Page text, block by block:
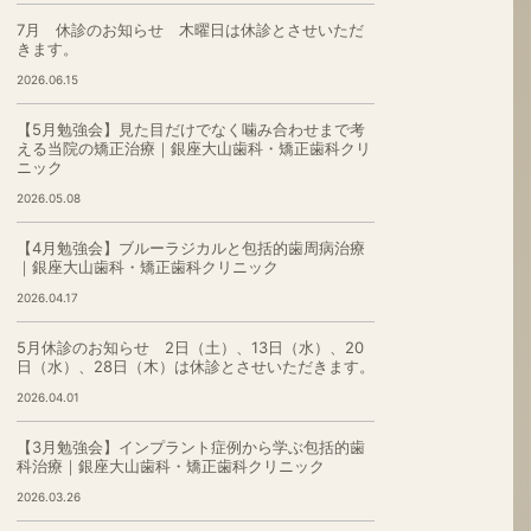
7月 休診のお知らせ 木曜日は休診とさせいただ
きます。
2026.06.15
【5月勉強会】見た目だけでなく噛み合わせまで考
える当院の矯正治療｜銀座大山歯科・矯正歯科クリ
ニック
2026.05.08
【4月勉強会】ブルーラジカルと包括的歯周病治療
｜銀座大山歯科・矯正歯科クリニック
2026.04.17
5月休診のお知らせ 2日（土）、13日（水）、20
日（水）、28日（木）は休診とさせいただきます。
2026.04.01
【3月勉強会】インプラント症例から学ぶ包括的歯
科治療｜銀座大山歯科・矯正歯科クリニック
2026.03.26